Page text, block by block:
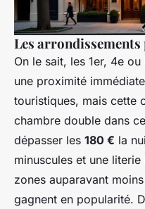
Les
On le sait, les 1er, 4e
une proximité
touristiques, mais cette
chambre double dans
dépasser les 180 € la
minuscules et une
zones auparavant
gagnent en popularité.